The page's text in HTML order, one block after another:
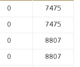
0 7475
0 7475
0 8807
0 8807